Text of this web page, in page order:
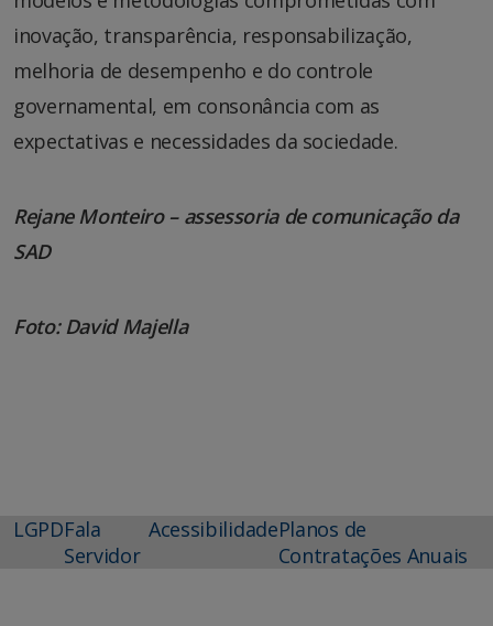
inovação, transparência, responsabilização,
melhoria de desempenho e do controle
governamental, em consonância com as
expectativas e necessidades da sociedade.
Rejane Monteiro – assessoria de comunicação da
SAD
Foto: David Majella
LGPDFala
Servidor
AcessibilidadePlanos de
Contratações Anuais